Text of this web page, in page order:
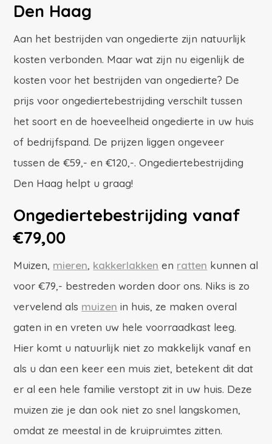
Den Haag
Aan het bestrijden van ongedierte zijn natuurlijk
kosten verbonden. Maar wat zijn nu eigenlijk de
kosten voor het bestrijden van ongedierte? De
prijs voor ongediertebestrijding verschilt tussen
het soort en de hoeveelheid ongedierte in uw huis
of bedrijfspand. De prijzen liggen ongeveer
tussen de €59,- en €120,-. Ongediertebestrijding
Den Haag helpt u graag!
Ongediertebestrijding vanaf
€79,00
Muizen, mieren, kakkerlakken en ratten kunnen al
voor €79,- bestreden worden door ons. Niks is zo
vervelend als muizen in huis, ze maken overal
gaten in en vreten uw hele voorraadkast leeg.
Hier komt u natuurlijk niet zo makkelijk vanaf en
als u dan een keer een muis ziet, betekent dit dat
er al een hele familie verstopt zit in uw huis. Deze
muizen zie je dan ook niet zo snel langskomen,
omdat ze meestal in de kruipruimtes zitten.